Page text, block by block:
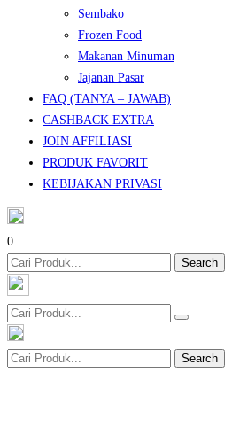
Sembako
Frozen Food
Makanan Minuman
Jajanan Pasar
FAQ (TANYA – JAWAB)
CASHBACK EXTRA
JOIN AFFILIASI
PRODUK FAVORIT
KEBIJAKAN PRIVASI
0
Search
Search